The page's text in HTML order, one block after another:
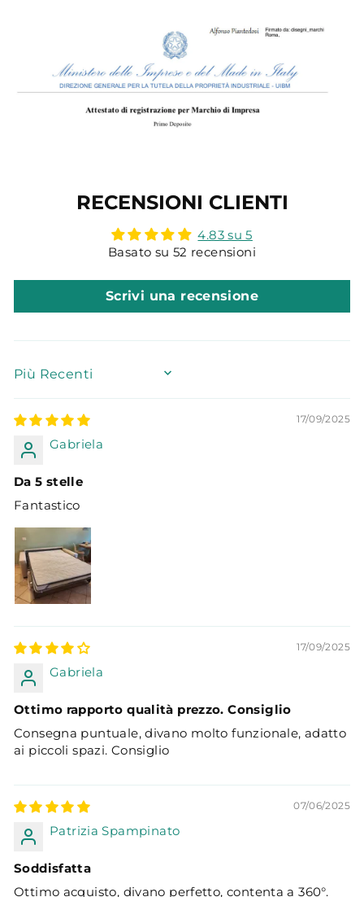
RECENSIONI CLIENTI
4.83 su 5
Basato su 52 recensioni
Scrivi una recensione
SORT BY
17/09/2025
Gabriela
Da 5 stelle
Fantastico
17/09/2025
Gabriela
Ottimo rapporto qualità prezzo. Consiglio
Consegna puntuale, divano molto funzionale, adatto
ai piccoli spazi. Consiglio
07/06/2025
Patrizia Spampinato
Soddisfatta
Ottimo acquisto, divano perfetto, contenta a 360°.